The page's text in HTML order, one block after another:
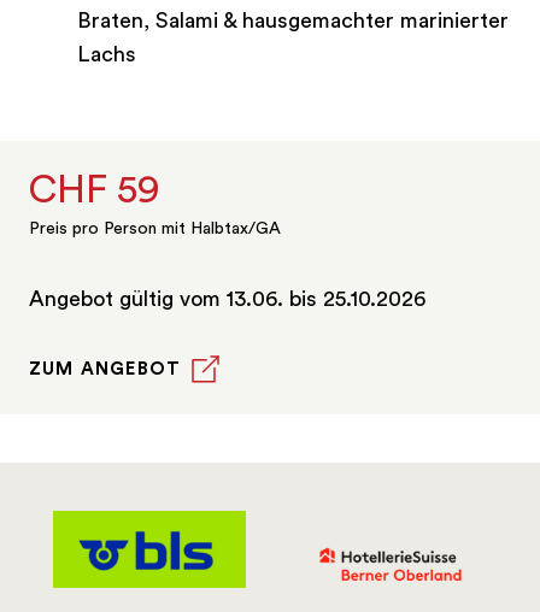
Braten, Salami & hausgemachter marinierter
Lachs
CHF 59
Preis pro Person mit Halbtax/GA
Angebot gültig vom 13.06. bis 25.10.2026
ZUM ANGEBOT